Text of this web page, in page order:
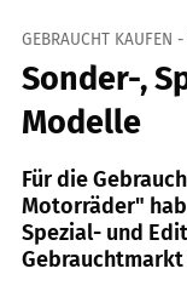
GEBRAUCHT KAUFEN
Sonder-,
Modelle
Für die
Motorräder"
Spezial- und